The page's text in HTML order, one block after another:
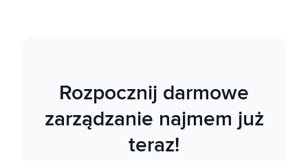
Rozpocznij darmowe
zarządzanie najmem już
teraz!